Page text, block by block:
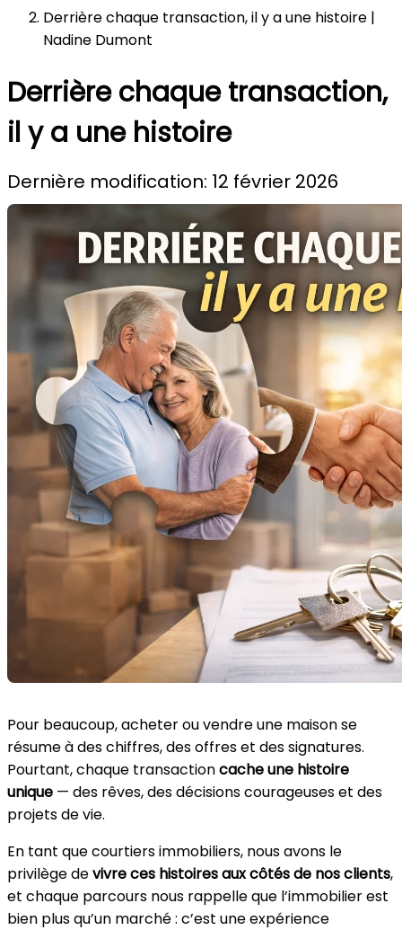
Derrière chaque transaction, il y a une histoire |
Nadine Dumont
Derrière chaque transaction,
il y a une histoire
Dernière modification: 12 février 2026
Pour beaucoup, acheter ou vendre une maison se
résume à des chiffres, des offres et des signatures.
Pourtant, chaque transactioncache une histoire
unique — des rêves, des décisions courageuses et des
projets de vie.
En tant que courtiers immobiliers, nous avons le
privilège devivre ces histoires aux côtés de nos clients,
et chaque parcours nous rappelle que l’immobilier est
bien plus qu’un marché : c’est une expérience